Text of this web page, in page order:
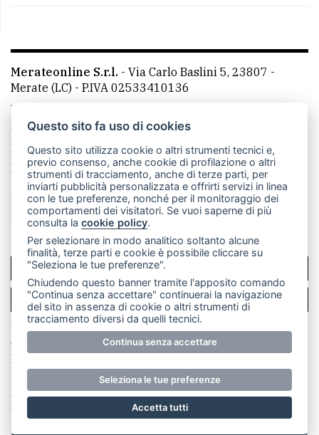
Merateonline S.r.l. - Via Carlo Baslini 5, 23807 -
Merate (LC) - P.IVA 02533410136
Telefono:
mail: redazione@leccoonline.com
La redazione
MerateOnline CasateOnline
RSS
Made by VIP
Privacy policy
Cookie policy
Rivedi le tue scelte sui cookie
SCRIVICI
PER LA TUA PUBBLICITÀ
© Copyright Merateonline S.r.l. - Tutti i diritti riservati.
E' proibita la riproduzione e pubblicazione anche
parziale di testi, articoli e immagini senza la
preventiva autorizzazione scritta dell'editore. RI Lecco
numero Rea LC 291.277 - Capitale sociale 10.329,14 €
Questo sito fa uso di cookies
Questo sito utilizza cookie o altri strumenti tecnici e,
previo consenso, anche cookie di profilazione o altri
strumenti di tracciamento, anche di terze parti, per
inviarti pubblicità personalizzata e offrirti servizi in linea
con le tue preferenze, nonché per il monitoraggio dei
comportamenti dei visitatori. Se vuoi saperne di più
consulta lacookie policy.
Per selezionare in modo analitico soltanto alcune
finalità, terze parti e cookie è possibile cliccare su
"Seleziona le tue preferenze".
Chiudendo questo banner tramite l'apposito comando
"Continua senza accettare" continuerai la navigazione
del sito in assenza di cookie o altri strumenti di
tracciamento diversi da quelli tecnici.
Continua senza accettare
Seleziona le tue preferenze
Accetta tutti